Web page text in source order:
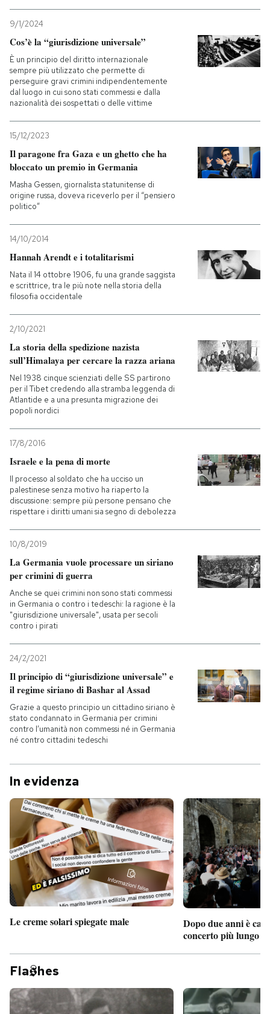
9/1/2024
Cos’è la “giurisdizione universale”
È un principio del diritto internazionale
sempre più utilizzato che permette di
perseguire gravi crimini indipendentemente
dal luogo in cui sono stati commessi e dalla
nazionalità dei sospettati o delle vittime
15/12/2023
Il paragone fra Gaza e un ghetto che ha
bloccato un premio in Germania
Masha Gessen, giornalista statunitense di
origine russa, doveva riceverlo per il “pensiero
politico”
14/10/2014
Hannah Arendt e i totalitarismi
Nata il 14 ottobre 1906, fu una grande saggista
e scrittrice, tra le più note nella storia della
filosofia occidentale
2/10/2021
La storia della spedizione nazista
sull’Himalaya per cercare la razza ariana
Nel 1938 cinque scienziati delle SS partirono
per il Tibet credendo alla stramba leggenda di
Atlantide e a una presunta migrazione dei
popoli nordici
17/8/2016
Israele e la pena di morte
Il processo al soldato che ha ucciso un
palestinese senza motivo ha riaperto la
discussione: sempre più persone pensano che
rispettare i diritti umani sia segno di debolezza
10/8/2019
La Germania vuole processare un siriano
per crimini di guerra
Anche se quei crimini non sono stati commessi
in Germania o contro i tedeschi: la ragione è la
"giurisdizione universale", usata per secoli
contro i pirati
24/2/2021
Il principio di “giurisdizione universale” e
il regime siriano di Bashar al Assad
Grazie a questo principio un cittadino siriano è
stato condannato in Germania per crimini
contro l’umanità non commessi né in Germania
né contro cittadini tedeschi
In evidenza
Le creme solari spiegate male
Dopo due anni è
concerto più lungo
Fla hes